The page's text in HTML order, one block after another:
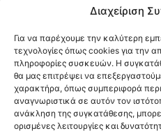
Διαχείριση
Για να παρέχουμε την καλύτερη
τεχνολογίες όπως cookies για την
πληροφορίες συσκευών. Η
θα μας επιτρέψει να
χαρακτήρα, όπως συμπεριφορά
αναγνωριστικά σε αυτόν τον
ανάκληση της συγκατάθεσης,
ορισμένες λειτουργίες και
Επικοινωνία: